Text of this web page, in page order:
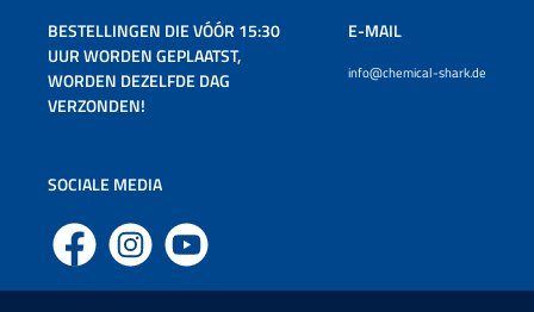
BESTELLINGEN DIE VÓÓR 15:30
UUR WORDEN GEPLAATST,
WORDEN DEZELFDE DAG
VERZONDEN!
E-MAIL
info@chemical-shark.de
SOCIALE MEDIA
Facebook Instagram YouTube